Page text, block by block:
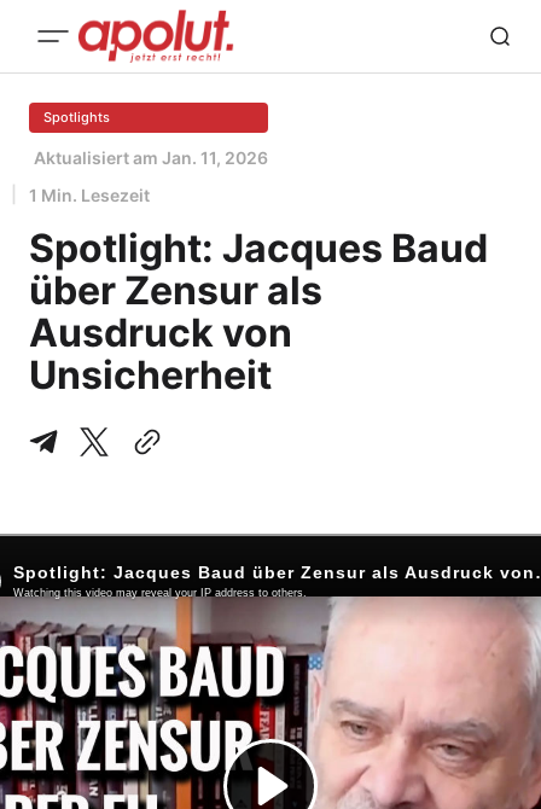
Spotlights
Aktualisiert am Jan. 11, 2026
1 Min. Lesezeit
Spotlight: Jacques Baud
über Zensur als
Ausdruck von
Unsicherheit